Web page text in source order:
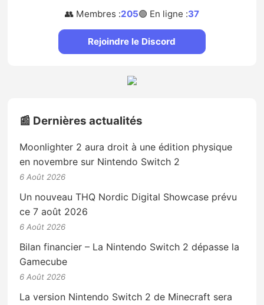
👥 Membres :205🟢 En ligne :37
Rejoindre le Discord
📰 Dernières actualités
Moonlighter 2 aura droit à une édition physique
en novembre sur Nintendo Switch 2
6 Août 2026
Un nouveau THQ Nordic Digital Showcase prévu
ce 7 août 2026
6 Août 2026
Bilan financier – La Nintendo Switch 2 dépasse la
Gamecube
6 Août 2026
La version Nintendo Switch 2 de Minecraft sera